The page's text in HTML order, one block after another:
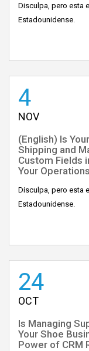
Disculpa, pero esta
Estadounidense.
4
NOV
(English) Is
Shipping and
Custom Fields
Your
Disculpa, pero esta
Estadounidense.
24
OCT
Is Managing
Your Shoe
Power of CRM